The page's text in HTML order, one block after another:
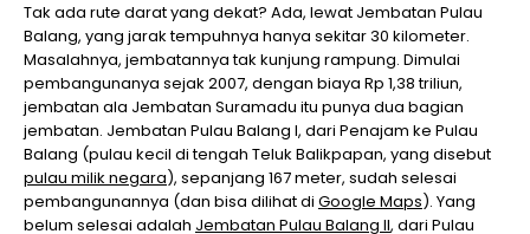
Tak ada rute darat yang dekat? Ada, lewat Jembatan Pulau
Balang, yang jarak tempuhnya hanya sekitar 30 kilometer.
Masalahnya, jembatannya tak kunjung rampung. Dimulai
pembangunanya sejak 2007, dengan biaya Rp 1,38 triliun,
jembatan ala Jembatan Suramadu itu punya dua bagian
jembatan. Jembatan Pulau Balang I, dari Penajam ke Pulau
Balang (pulau kecil di tengah Teluk Balikpapan, yang disebut
pulau milik negara), sepanjang 167 meter, sudah selesai
pembangunannya (dan bisa dilihat di Google Maps). Yang
belum selesai adalah Jembatan Pulau Balang II, dari Pulau